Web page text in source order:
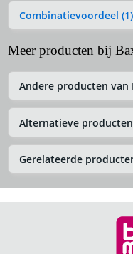
Combinatievoordeel (1)
Meer producten bij
Andere producten van
Alternatieve
Gerelateerde